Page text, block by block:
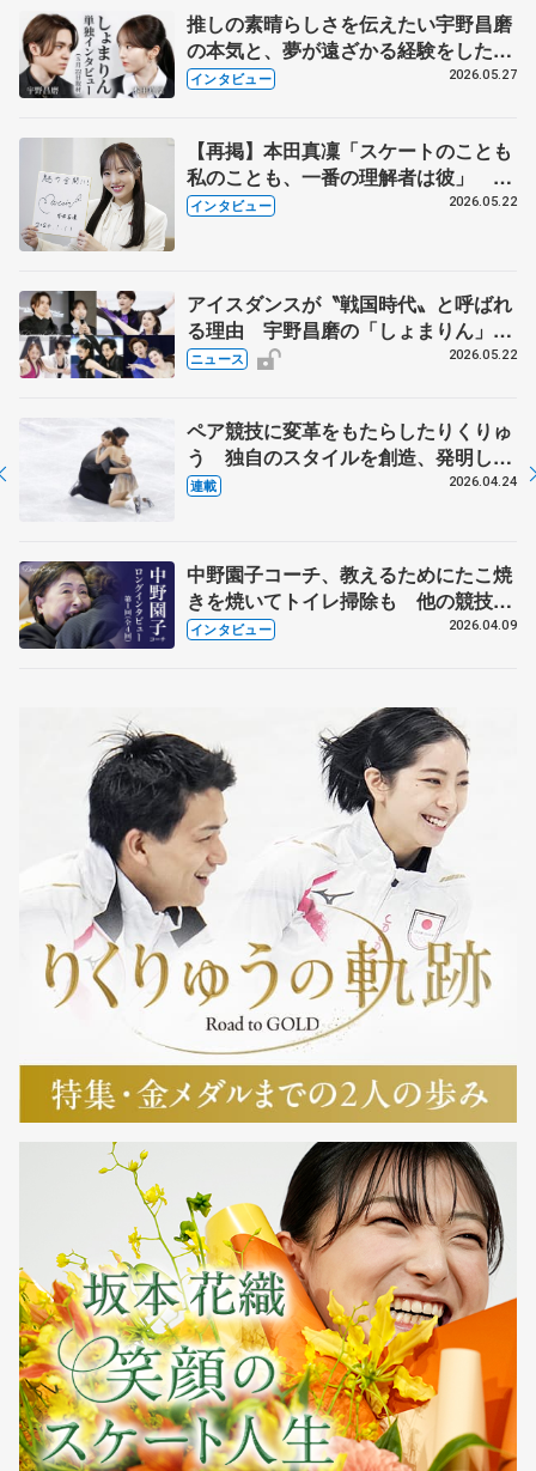
推しの素晴らしさを伝えたい宇野昌磨
の本気と、夢が遠ざかる経験をした本
田真凜の覚悟
インタビュー 2026.05.27
【再掲】本田真凜「スケートのことも
私のことも、一番の理解者は彼」 引
退時の単独インタビューで語った競技
インタビュー 2026.05.22
アイスダンスが〝戦国時代〟と呼ばれ
る理由 宇野昌磨の「しょまりん」ら
実力者が相次いで参戦 国内の競争激
ニュース 2026.05.22
ペア競技に変革をもたらしたりくりゅ
う 独自のスタイルを創造、発明した
【引退発表後②】
連載 2026.04.24
中野園子コーチ、教えるためにたこ焼
きを焼いてトイレ掃除も 他の競技に
も通用するという坂本花織の筋肉
インタビュー 2026.04.09